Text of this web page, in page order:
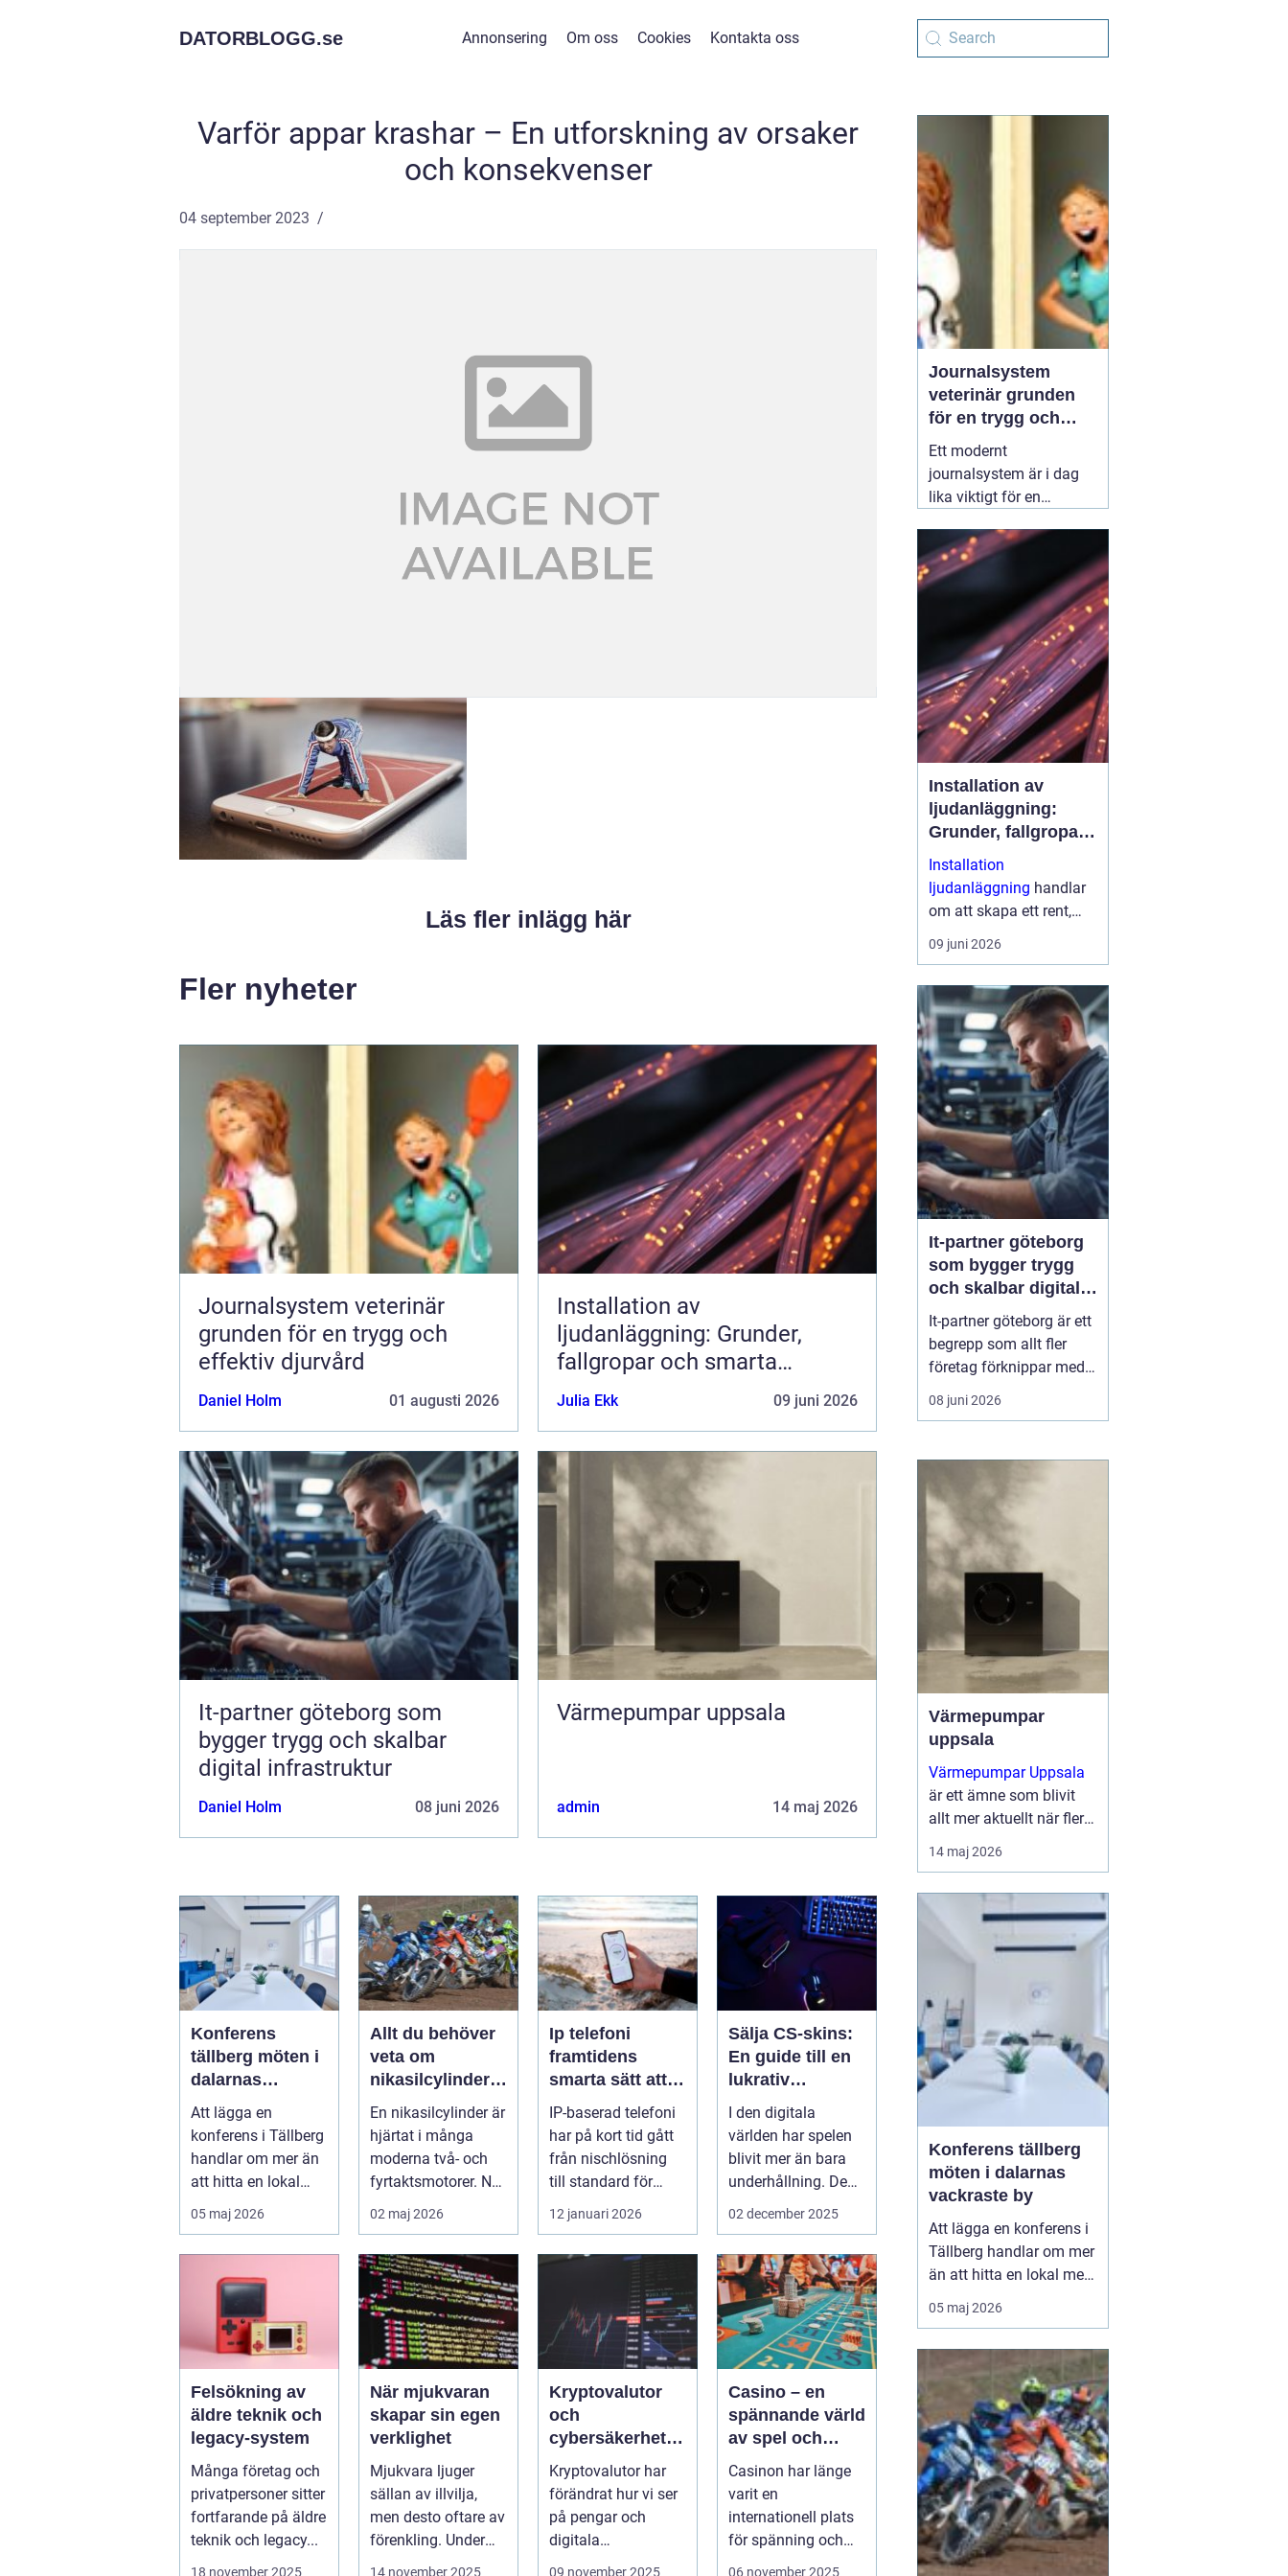
DATORBLOGG.se Annonsering Om oss Cookies Kontakta oss
Varför appar krashar – En utforskning av orsaker
och konsekvenser
04 september 2023
Läs fler inlägg här
Fler nyheter
Journalsystem veterinär
grunden för en trygg och
effektiv djurvård
Daniel Holm 01 augusti 2026
Installation av
ljudanläggning: Grunder,
fallgropar och smarta
lösningar
Julia Ekk 09 juni 2026
It-partner göteborg som
bygger trygg och skalbar
digital infrastruktur
Daniel Holm 08 juni 2026
Värmepumpar uppsala
admin 14 maj 2026
Konferens
tällberg möten i
dalarnas
vackraste by
Att lägga en
konferens i Tällberg
handlar om mer än
att hitta en lokal
med bra teknik. Den
lilla byn...
05 maj 2026
Allt du behöver
veta om
nikasilcylinder
för motorcykel
och snöskoter
En nikasilcylinder är
hjärtat i många
moderna två- och
fyrtaktsmotorer. När
den fungerar som
den ska...
02 maj 2026
Ip telefoni
framtidens
smarta sätt att
ringa
IP-baserad telefoni
har på kort tid gått
från nischlösning
till standard för
både företag och
privat...
12 januari 2026
Sälja CS-skins:
En guide till en
lukrativ
marknad
I den digitala
världen har spelen
blivit mer än bara
underhållning. De
har utvecklat...
02 december 2025
Felsökning av
äldre teknik och
legacy-system
Många företag och
privatpersoner sitter
fortfarande på äldre
teknik och legacy...
18 november 2025
När mjukvaran
skapar sin egen
verklighet
Mjukvara ljuger
sällan av illvilja,
men desto oftare av
förenkling. Under
ytan arbetar pro...
14 november 2025
Kryptovalutor
och
cybersäkerhet:
Hackares nya
lekplats
Kryptovalutor har
förändrat hur vi ser
på pengar och
digitala
transaktioner, men
09 november 2025
Casino – en
spännande värld
av spel och
underhållning
Casinon har länge
varit en
internationell plats
för spänning och
nöje. Dessa anl...
06 november 2025
Journalsystem
veterinär grunden
för en trygg och
effektiv djurvård
Ett modernt
journalsystem är i dag
lika viktigt för en
röntgenutrustning och
operationssal. När allt
fler djurägare förväntar
sig snabb service, tydlig
information och digitala
lösningar blir valet01
augusti 2026
Installation av
ljudanläggning:
Grunder, fallgropar
och smarta
lösningar
Installation
ljudanläggning handlar
om att skapa ett rent,
tydligt och jämnt ljud
som fungerar i vardagen,
Med rätt planering, rätt
produkter och en
struktur...
09 juni 2026
It-partner göteborg
som bygger trygg
och skalbar digital
infrastruktur
It-partner göteborg är ett
begrepp som allt fler
företag förknippar med
strategisk rådgivning,
säker drift och
När tekniken på kontoret,
i molnet och i
produktionsmiljön ska
samspela behövs en
partner som inte bara
löser akuta...
08 juni 2026
Värmepumpar
uppsala
Värmepumpar Uppsala
är ett ämne som blivit
allt mer aktuellt när fler
villaägare och
fastighetsägare söker
uppvärmningskostnader
och samtidigt minska
klimatpåve...
14 maj 2026
Konferens tällberg
möten i dalarnas
vackraste by
Att lägga en konferens i
Tällberg handlar om mer
än att hitta en lokal med
bra teknik. Den lilla byn
vid Siljan kombinerar
med moderna
mötesmöjligheter. Här
får deltagarna arbetsro,
vacker utsikt, god mat
och tid att umgås,
samt...
05 maj 2026